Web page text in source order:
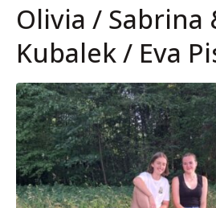
Olivia / Sabrina
Kubalek / Eva